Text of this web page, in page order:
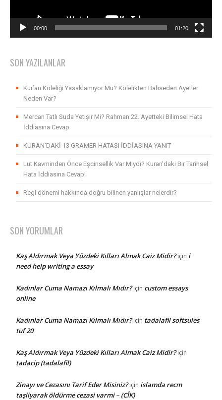
00:00 01:20
SON YAZILANLAR
Kur’an Köleliği Yasaklamıyor Mu? Kölelikten Bahseden Ayetler
Neden Var?
Mercan Tatlı Suda Yetişir Mi? Rahman 22. Ayetteki Bilimsel Hata
İddiasına Cevap
KURAN’DAKİ 13 GRAMER HATASI İDDİASINA YANIT
Lut Kavminden Önce Eşcinsellik Var Mıydı? Kuran’daki Bir Tarihsel
Hata İddiasına Cevap!
Regl dönemi hakkında doğru bilinen yanlışlar nelerdir?
SON YORUMLAR
Kaş Aldırmak Veya Yüzdeki Kılları Almak Caiz Midir?için i
need help writing a essay
Kadınlar Cuma Namazı Kılmalı Mıdır?için custom essays
online
Kadınlar Cuma Namazı Kılmalı Mıdır?için tadalafil softsules
tuf 20
Kaş Aldırmak Veya Yüzdeki Kılları Almak Caiz Midir?için
tadacip (tadalafil)
Zinayı ve Cezasını Tarif Eder Misiniz?için islamda recm
taşliyarak öldürme cezasi varmi – (CÎK)